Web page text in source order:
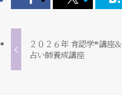
２０２６年 肯認学®️講座&
占い師養成講座